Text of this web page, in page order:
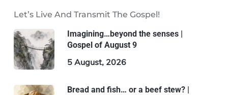
Let’s Live And Transmit The Gospel!
Imagining…beyond the senses |
Gospel of August 9
5 August, 2026
Bread and fish… or a beef stew? |